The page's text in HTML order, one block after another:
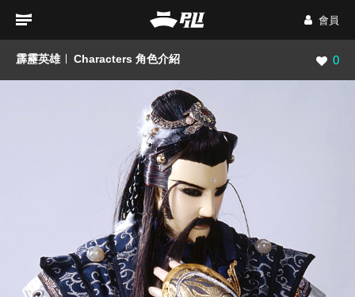
會員
霹靂英雄 Characters 角色介紹 瀏覽
0